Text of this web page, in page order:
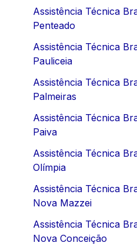
Assistência Técnica
Penteado
Assistência Técnica
Pauliceia
Assistência Técnica
Palmeiras
Assistência Técnica
Paiva
Assistência Técnica
Olímpia
Assistência Técnica
Nova Mazzei
Assistência Técnica
Nova Conceição